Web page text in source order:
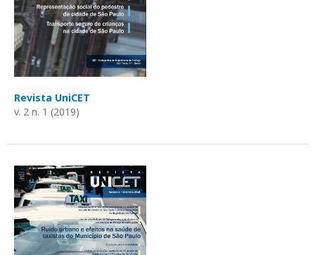
Revista UniCET
v. 2 n. 1 (2019)